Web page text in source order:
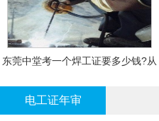
东莞中堂考一个焊工证要多少钱?从
电工证年审